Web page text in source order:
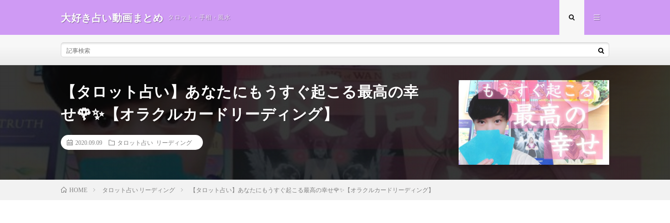
大好き占い動画まとめ タロット・手相・風水
【タロット占い】あなたにもうすぐ起こる最高の幸
せ🌹✨【オラクルカードリーディング】
2020.09.09 タロット占い リーディング
HOME タロット占い リーディング 【タロット占い】あなたにもうすぐ起こる最高の幸せ🌹✨【オラクルカードリーディング】